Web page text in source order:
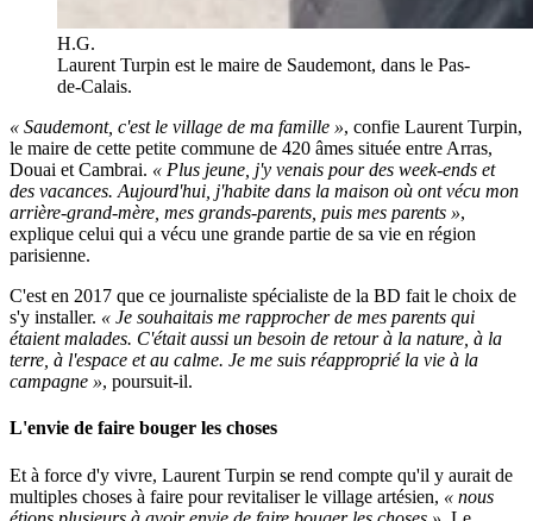
H.G.
Laurent Turpin est le maire de Saudemont, dans le Pas-
de-Calais.
« Saudemont, c'est le village de ma famille », confie Laurent Turpin,
le maire de cette petite commune de 420 âmes située entre Arras,
Douai et Cambrai. « Plus jeune, j'y venais pour des week-ends et
des vacances. Aujourd'hui, j'habite dans la maison où ont vécu mon
arrière-grand-mère, mes grands-parents, puis mes parents »,
explique celui qui a vécu une grande partie de sa vie en région
parisienne.
C'est en 2017 que ce journaliste spécialiste de la BD fait le choix de
s'y installer. « Je souhaitais me rapprocher de mes parents qui
étaient malades. C'était aussi un besoin de retour à la nature, à la
terre, à l'espace et au calme. Je me suis réapproprié la vie à la
campagne », poursuit-il.
L'envie de faire bouger les choses
Et à force d'y vivre, Laurent Turpin se rend compte qu'il y aurait de
multiples choses à faire pour revitaliser le village artésien, « nous